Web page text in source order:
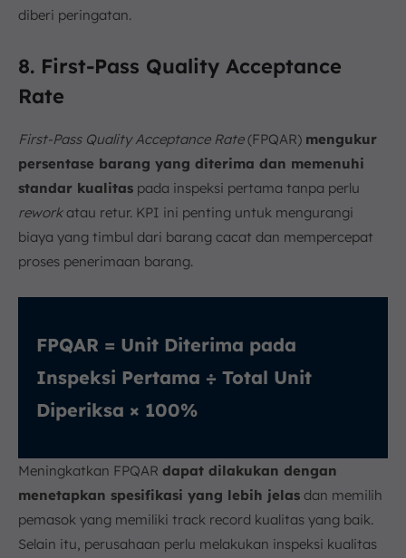
diberi peringatan.
8. First-Pass Quality Acceptance
Rate
First-Pass Quality Acceptance Rate(FPQAR) mengukur
persentase barang yang diterima dan memenuhi
standar kualitas pada inspeksi pertama tanpa perlu
reworkatau retur. KPI ini penting untuk mengurangi
biaya yang timbul dari barang cacat dan mempercepat
proses penerimaan barang.
FPQAR = Unit Diterima pada
Inspeksi Pertama ÷ Total Unit
Diperiksa × 100%
Meningkatkan FPQAR dapat dilakukan dengan
menetapkan spesifikasi yang lebih jelas dan memilih
pemasok yang memiliki track record kualitas yang baik.
Selain itu, perusahaan perlu melakukan inspeksi kualitas